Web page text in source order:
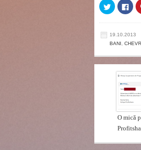
Click
to
share
on
(Opens
in
new
to
on
in
new
19.10.2013
BANI
O mică